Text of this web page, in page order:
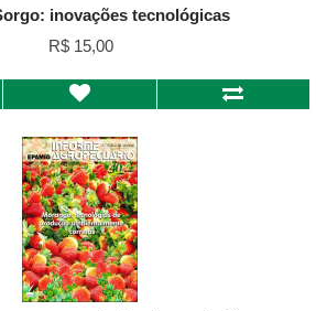
inovações tecnológicas
R$ 15,00